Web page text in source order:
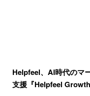
Helpfeel、AI時代のマ
支援『Helpfeel